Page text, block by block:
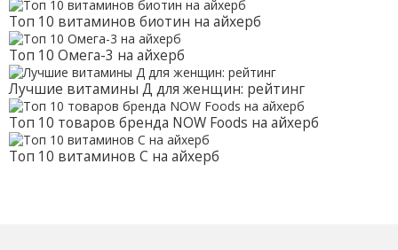
Топ 10 витаминов биотин на айхерб
Топ 10 Омега-3 на айхерб
Лучшие витамины Д для женщин: рейтинг
Топ 10 товаров бренда NOW Foods на айхерб
Топ 10 витаминов С на айхерб